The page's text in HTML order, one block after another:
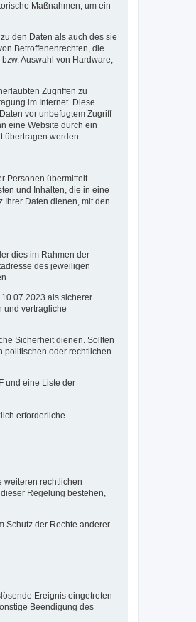
Maßnahmen, um ein
den Daten als auch des sie
Betroffenenrechten, die
Auswahl von Hardware,
Zugriffen zu
im Internet. Diese
vor unbefugtem Zugriff
eine Website durch ein
übertragen werden.
Personen übermittelt
und Inhalten, die in eine
Ihrer Daten dienen, mit den
dies im Rahmen der
des jeweiligen
als sicherer
und vertragliche
Sicherheit dienen. Sollten
politischen oder rechtlichen
und eine Liste der
erforderliche
weiteren rechtlichen
Regelung bestehen,
Schutz der Rechte anderer
Ereignis eingetreten
Beendigung des